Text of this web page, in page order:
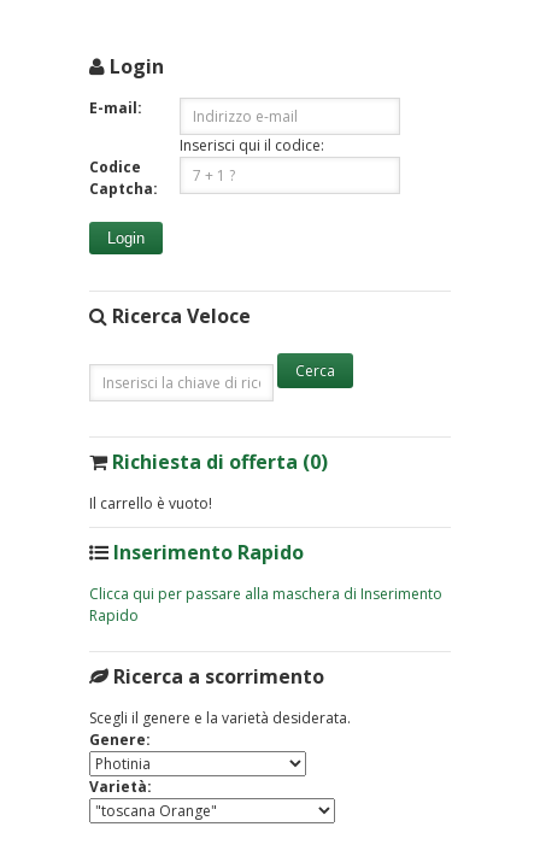
Login
E-mail:
Codice
Captcha:
Inserisci qui il codice:
Login
Ricerca Veloce
Richiesta di offerta (0)
Il carrello è vuoto!
Inserimento Rapido
Clicca qui per passare alla maschera di Inserimento
Rapido
Ricerca a scorrimento
Scegli il genere e la varietà desiderata.
Genere:
Varietà: